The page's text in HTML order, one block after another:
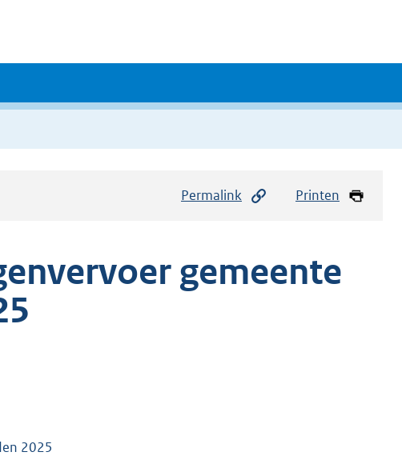
Permalink Printen
gemeente
2025